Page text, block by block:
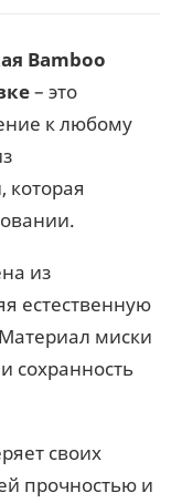
Bamboo
– это
к любому
которая
из
естественную
миски
сохранность
своих
прочностью и